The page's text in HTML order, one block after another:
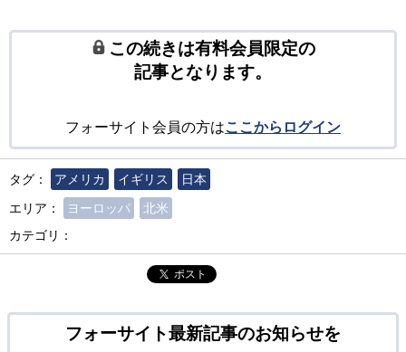
この続きは有料会員限定の
記事となります。
フォーサイト会員の方はここからログイン
タグ： アメリカ イギリス
日本
エリア：
ヨーロッパ
北米
カテゴリ：
ポスト
フォーサイト最新記事のお知らせを